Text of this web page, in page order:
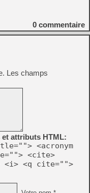
0 commentaire
Les champs
et attributs HTML:
<acronym
<cite>
<i> <q cite="">